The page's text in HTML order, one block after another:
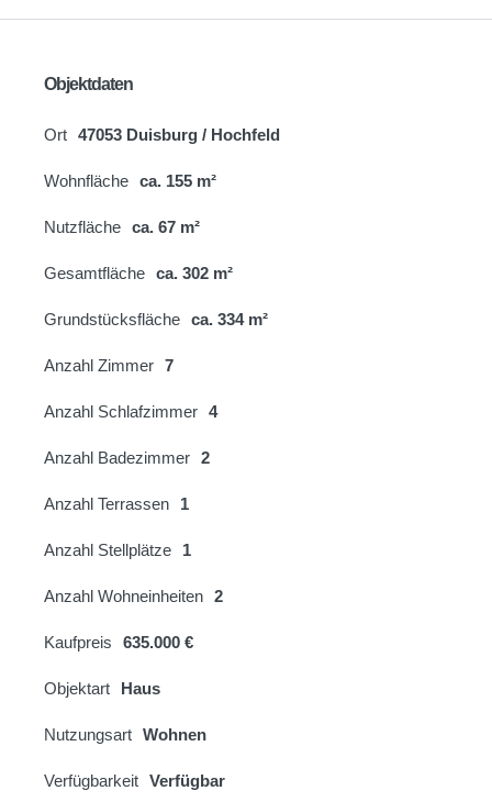
Objektdaten
Ort 47053 Duisburg / Hochfeld
Wohnfläche ca. 155 m²
Nutzfläche ca. 67 m²
Gesamtfläche ca. 302 m²
Grundstücksfläche ca. 334 m²
Anzahl Zimmer 7
Anzahl Schlafzimmer 4
Anzahl Badezimmer 2
Anzahl Terrassen 1
Anzahl Stellplätze 1
Anzahl Wohneinheiten 2
Kaufpreis 635.000 €
Objektart Haus
Nutzungsart Wohnen
Verfügbarkeit Verfügbar